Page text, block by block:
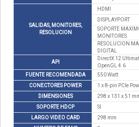
SALIDAS, MONITORES,
RESOLUCION
HDMI
DISPLAYPORT
SOPORTE
MONITORES
RESOLUCION
DIGITAL
API
DirectX 12
OpenGL 4.6
FUENTE RECOMENDADA
550 Watt
CONECTORES POWER
1 x 8-pin PCIe
DIMENSIONES
298 x 131 x 51
SOPORTE HDCP
SI
LARGO VIDEO CARD
298 mm